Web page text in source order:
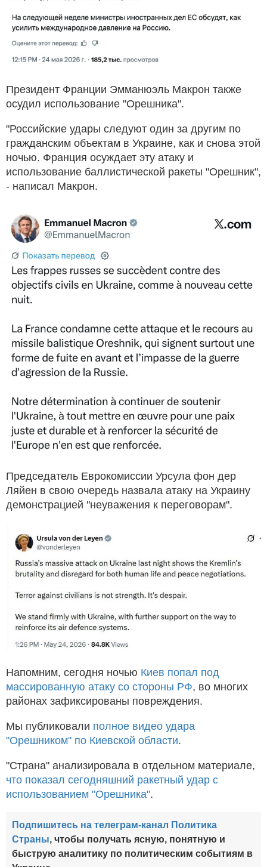
Президент Франции Эмманюэль Макрон также
осудил использование "Орешника".
"Российские удары следуют один за другим по
гражданским объектам в Украине, как и снова этой
ночью. Франция осуждает эту атаку и
использование баллистической ракеты "Орешник",
- написал Макрон.
Председатель Еврокомиссии Урсула фон дер
Ляйен в свою очередь назвала атаку на Украину
демонстрацией "неуважения к переговорам".
Напомним, сегодня ночью Киев попал под
массированную атаку со стороны РФ, во многих
районах зафиксированы повреждения.
Мы публиковали полное видео удара
"Орешником" по Киевской области.
"Страна" анализировала в отдельном материале,
что показал сегодняшний ракетный удар с
использованием "Орешника".
Подпишитесь на телеграм-канал Политика
Страны, чтобы получать ясную, понятную и
быструю аналитику по политическим событиям в